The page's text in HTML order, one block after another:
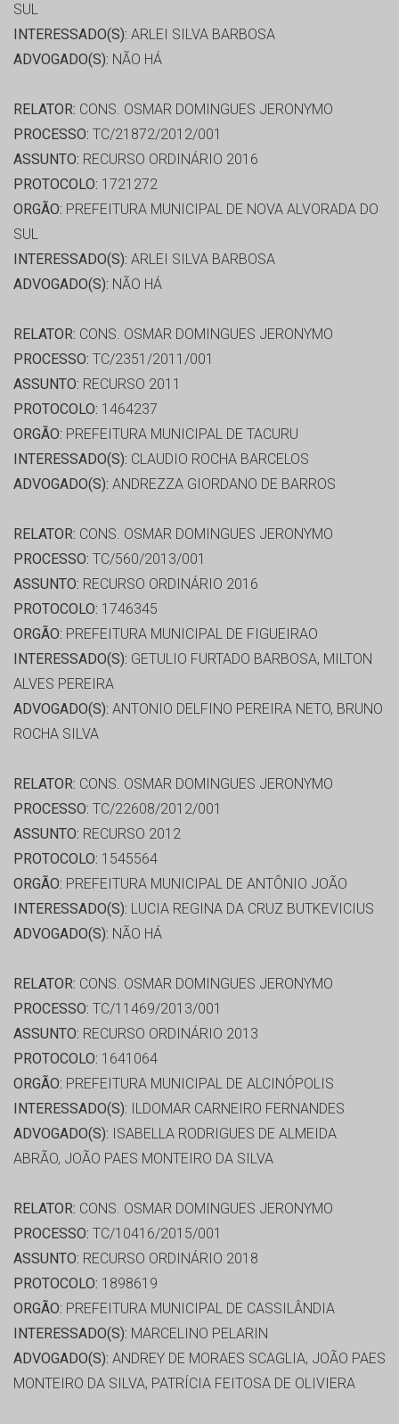
SUL
INTERESSADO(S): ARLEI SILVA BARBOSA
ADVOGADO(S): NÃO HÁ
RELATOR: CONS. OSMAR DOMINGUES JERONYMO
PROCESSO: TC/21872/2012/001
ASSUNTO: RECURSO ORDINÁRIO 2016
PROTOCOLO: 1721272
ORGÃO: PREFEITURA MUNICIPAL DE NOVA ALVORADA DO
SUL
INTERESSADO(S): ARLEI SILVA BARBOSA
ADVOGADO(S): NÃO HÁ
RELATOR: CONS. OSMAR DOMINGUES JERONYMO
PROCESSO: TC/2351/2011/001
ASSUNTO: RECURSO 2011
PROTOCOLO: 1464237
ORGÃO: PREFEITURA MUNICIPAL DE TACURU
INTERESSADO(S): CLAUDIO ROCHA BARCELOS
ADVOGADO(S): ANDREZZA GIORDANO DE BARROS
RELATOR: CONS. OSMAR DOMINGUES JERONYMO
PROCESSO: TC/560/2013/001
ASSUNTO: RECURSO ORDINÁRIO 2016
PROTOCOLO: 1746345
ORGÃO: PREFEITURA MUNICIPAL DE FIGUEIRAO
INTERESSADO(S): GETULIO FURTADO BARBOSA, MILTON
ALVES PEREIRA
ADVOGADO(S): ANTONIO DELFINO PEREIRA NETO, BRUNO
ROCHA SILVA
RELATOR: CONS. OSMAR DOMINGUES JERONYMO
PROCESSO: TC/22608/2012/001
ASSUNTO: RECURSO 2012
PROTOCOLO: 1545564
ORGÃO: PREFEITURA MUNICIPAL DE ANTÔNIO JOÃO
INTERESSADO(S): LUCIA REGINA DA CRUZ BUTKEVICIUS
ADVOGADO(S): NÃO HÁ
RELATOR: CONS. OSMAR DOMINGUES JERONYMO
PROCESSO: TC/11469/2013/001
ASSUNTO: RECURSO ORDINÁRIO 2013
PROTOCOLO: 1641064
ORGÃO: PREFEITURA MUNICIPAL DE ALCINÓPOLIS
INTERESSADO(S): ILDOMAR CARNEIRO FERNANDES
ADVOGADO(S): ISABELLA RODRIGUES DE ALMEIDA
ABRÃO, JOÃO PAES MONTEIRO DA SILVA
RELATOR: CONS. OSMAR DOMINGUES JERONYMO
PROCESSO: TC/10416/2015/001
ASSUNTO: RECURSO ORDINÁRIO 2018
PROTOCOLO: 1898619
ORGÃO: PREFEITURA MUNICIPAL DE CASSILÂNDIA
INTERESSADO(S): MARCELINO PELARIN
ADVOGADO(S): ANDREY DE MORAES SCAGLIA, JOÃO PAES
MONTEIRO DA SILVA, PATRÍCIA FEITOSA DE OLIVIERA